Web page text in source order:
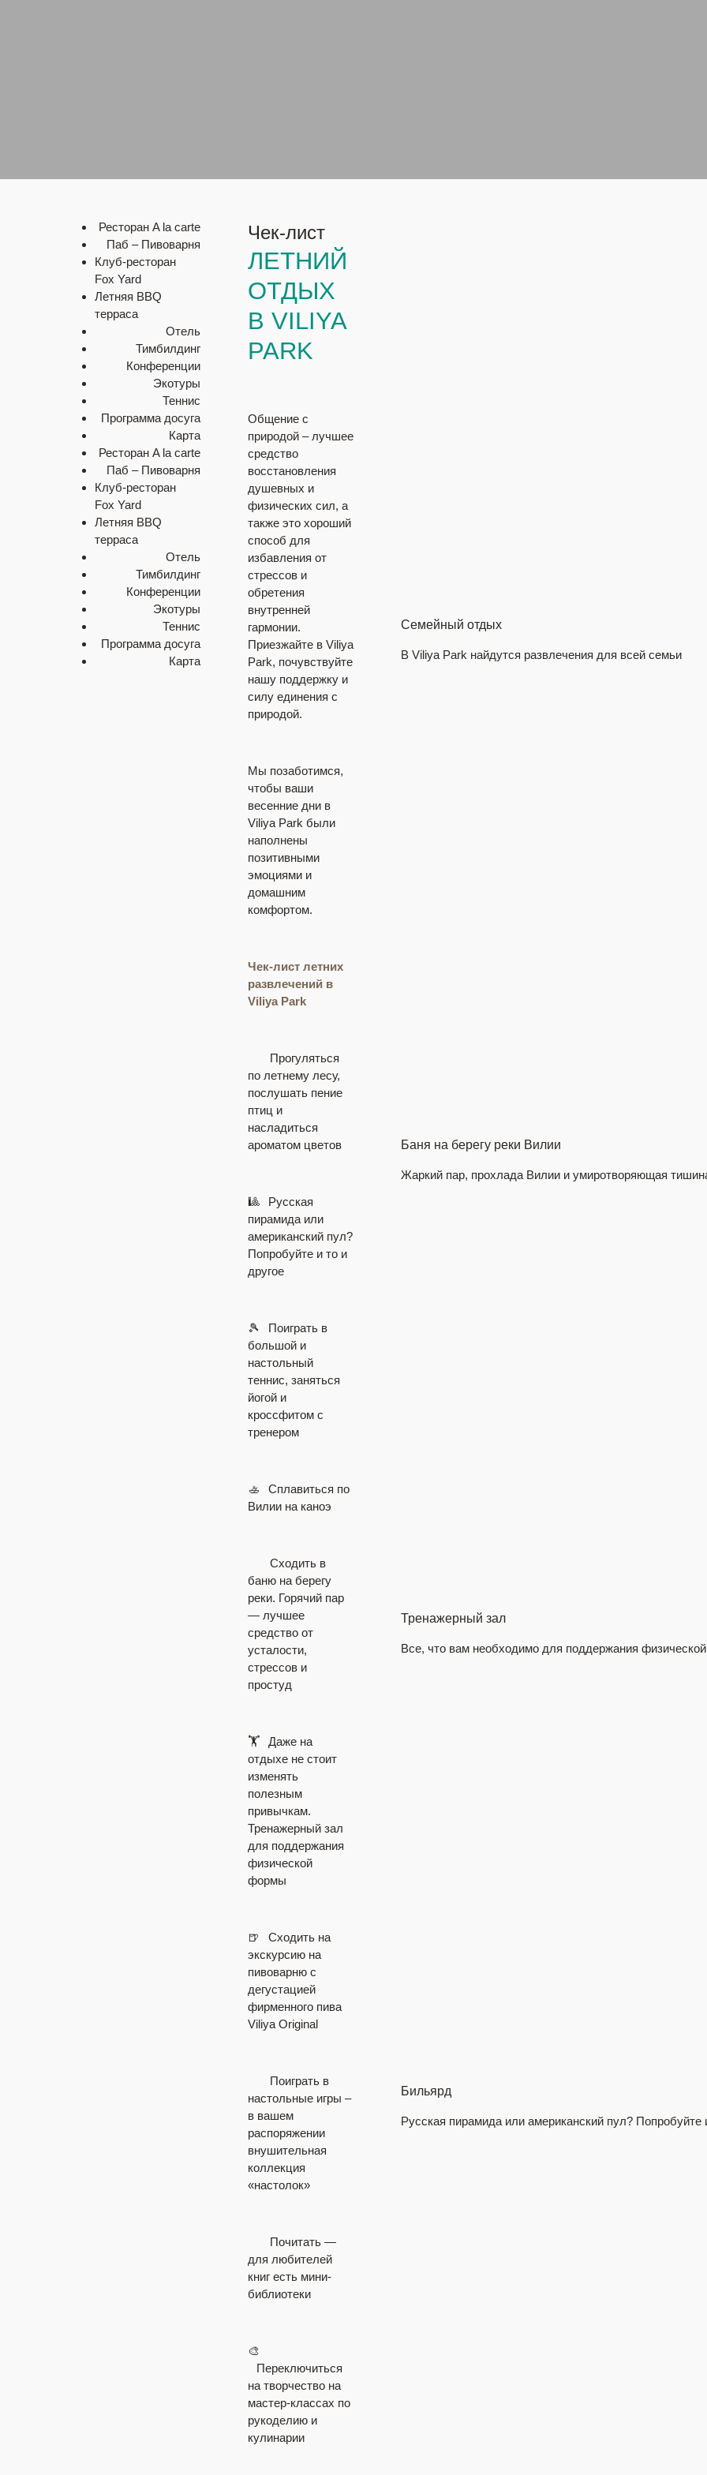
Ресторан A la carte
Паб – Пивоварня
Клуб-ресторан
Fox Yard
Летняя BBQ
терраса
Отель
Тимбилдинг
Конференции
Экотуры
Теннис
Программа досуга
Карта
Ресторан A la carte
Паб – Пивоварня
Клуб-ресторан
Fox Yard
Летняя BBQ
терраса
Отель
Тимбилдинг
Конференции
Экотуры
Теннис
Программа досуга
Карта
Чек-лист
ЛЕТНИЙ
ОТДЫХ
В VILIYA
PARK
Общение с
природой – лучшее
средство
восстановления
душевных и
физических сил, а
также это хороший
способ для
избавления от
стрессов и
обретения
внутренней
гармонии.
Приезжайте в Viliya
Park, почувствуйте
нашу поддержку и
силу единения с
природой.
Мы позаботимся,
чтобы ваши
весенние дни в
Viliya Park были
наполнены
позитивными
эмоциями и
домашним
комфортом.
Чек-лист летних
развлечений в
Viliya Park
Прогуляться
по летнему лесу,
послушать пение
птиц и
насладиться
ароматом цветов
🎱⠀ Русская
пирамида или
американский пул?
Попробуйте и то и
другое
🎾
Поиграть в
большой и
настольный
теннис, заняться
йогой и
кроссфитом с
тренером
🚣
Сплавиться по
Вилии на каноэ
⠀Сходить в
баню на берегу
реки. Горячий пар
— лучшее
средство от
усталости,
стрессов и
простуд
🏋⠀ Даже на
отдыхе не стоит
изменять
полезным
привычкам.
Тренажерный зал
для поддержания
физической
формы
🍺
Сходить на
экскурсию на
пивоварню с
дегустацией
фирменного пива
Viliya Original
Поиграть в
настольные игры –
в вашем
распоряжении
внушительная
коллекция
«настолок»
Почитать —
для любителей
книг есть мини-
библиотеки
🎨
Переключиться
на творчество на
мастер-классах по
рукоделию и
кулинарии
Семейный отдых
В Viliya Park найдутся развлечения для всей семьи
Баня на берегу реки Вилии
Жаркий пар, прохлада Вилии и умиротворяющая
Тренажерный зал
Все, что вам необходимо для поддержания
Бильярд
Русская пирамида или американский пул? Попробуйте